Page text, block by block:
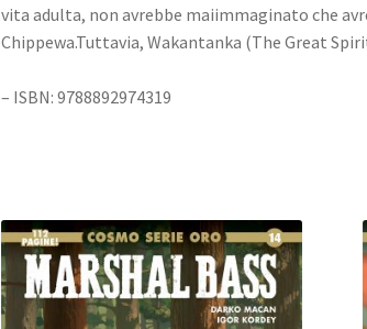
vita adulta, non avrebbe maiimmaginato che
Chippewa.Tuttavia, Wakantanka (The Great
– ISBN: 9788892974319